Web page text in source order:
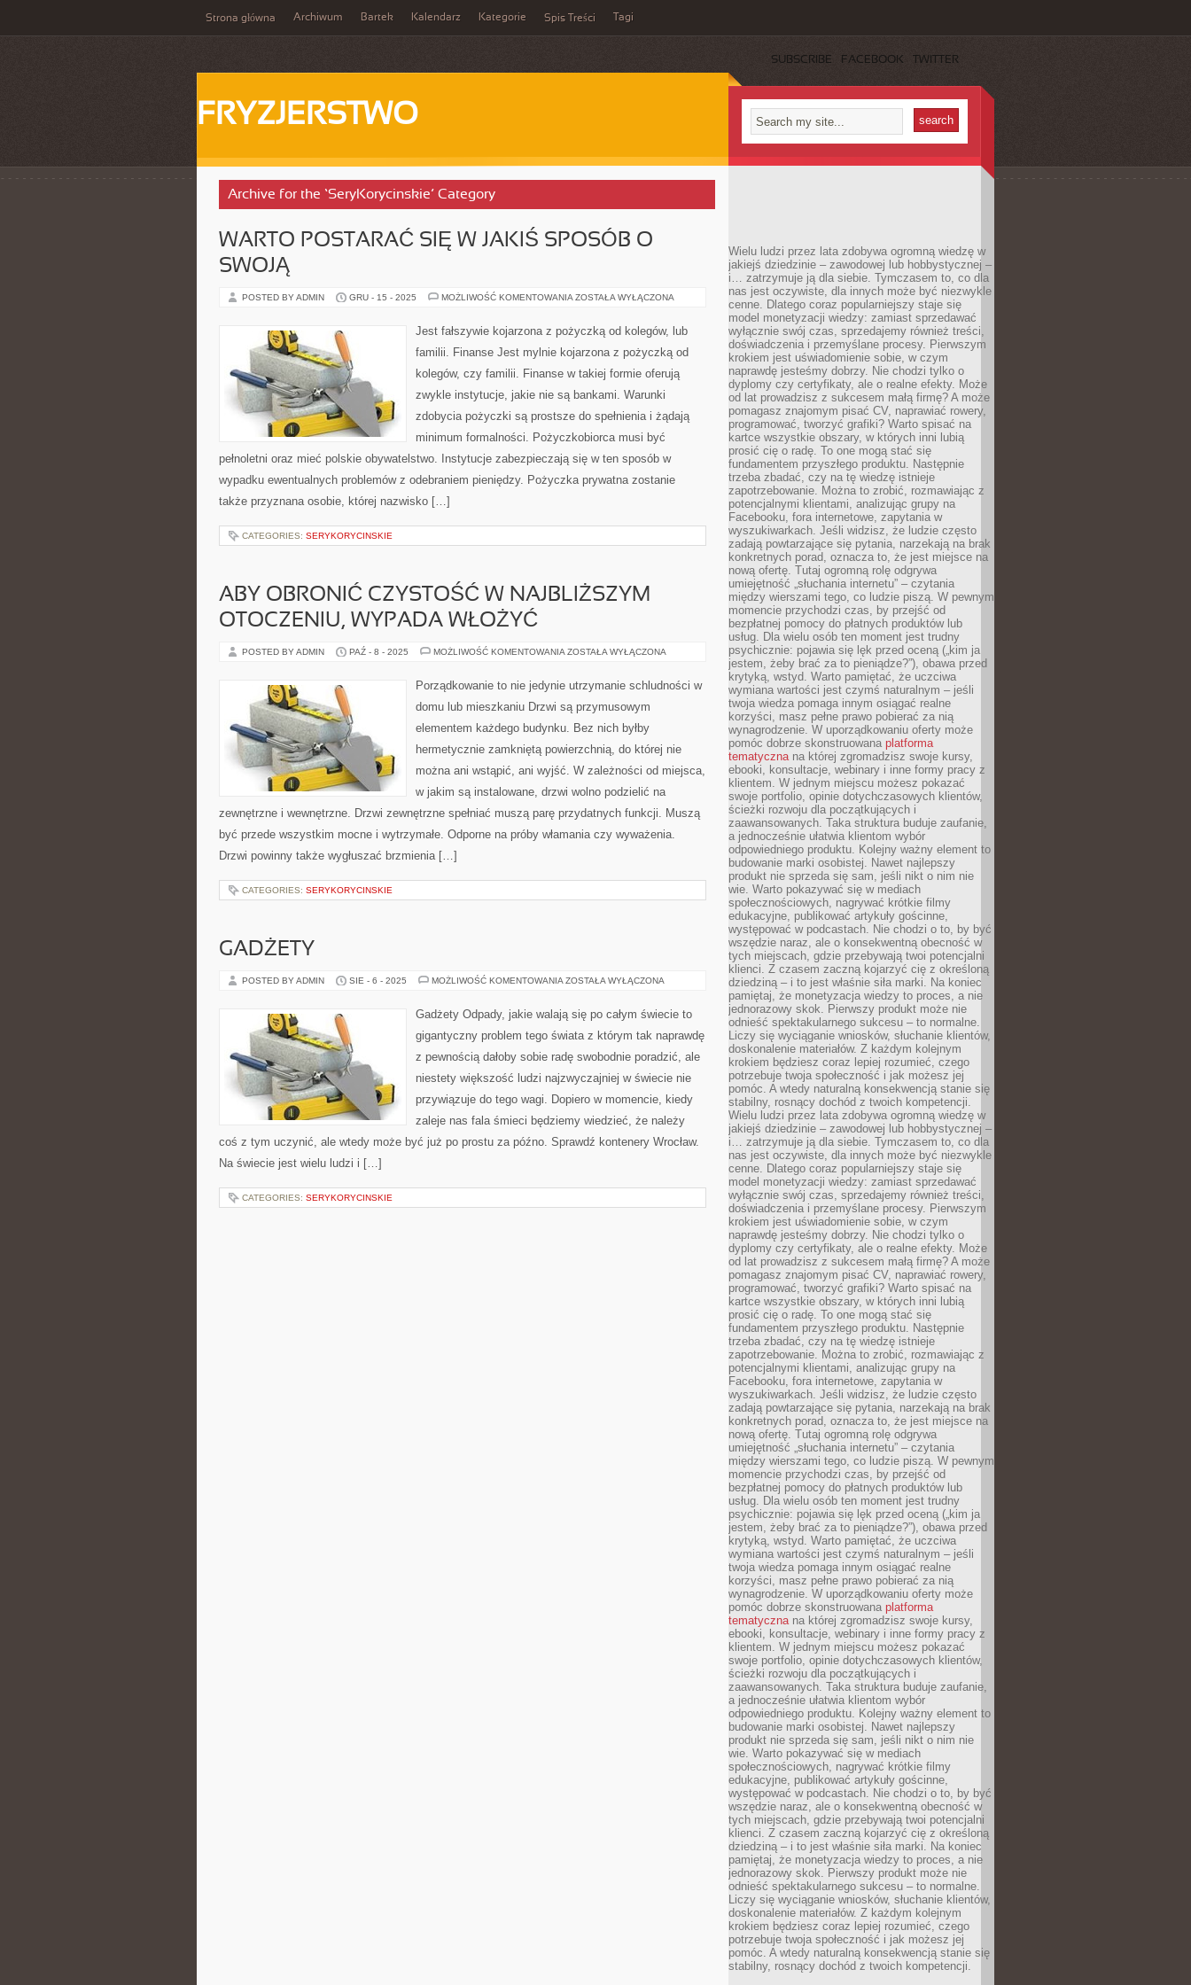
Strona główna Archiwum Bartek Kalendarz Kategorie Spis Treści Tagi
SUBSCRIBE FACEBOOK TWITTER
FRYZJERSTWO
Archive for the ‘SeryKorycinskie’ Category
WARTO POSTARAĆ SIĘ W JAKIŚ SPOSÓB O
SWOJĄ
POSTED BY ADMIN GRU - 15 - 2025 MOŻLIWOŚĆ KOMENTOWANIA WARTO
JAKIŚ
O
ZOSTAŁA WYŁĄCZONA
Jest fałszywie kojarzona z pożyczką od kolegów, lub
familii. Finanse Jest mylnie kojarzona z pożyczką od
kolegów, czy familii. Finanse w takiej formie oferują
zwykle instytucje, jakie nie są bankami. Warunki
zdobycia pożyczki są prostsze do spełnienia i żądają
minimum formalności. Pożyczkobiorca musi być
pełnoletni oraz mieć polskie obywatelstwo. Instytucje zabezpieczają się w ten sposób w
wypadku ewentualnych problemów z odebraniem pieniędzy. Pożyczka prywatna zostanie
także przyznana osobie, której nazwisko […]
CATEGORIES: SERYKORYCINSKIE
ABY OBRONIĆ CZYSTOŚĆ W NAJBLIŻSZYM
OTOCZENIU, WYPADA WŁOŻYĆ
POSTED BY ADMIN PAŹ - 8 - 2025 MOŻLIWOŚĆ KOMENTOWANIA ABY
NAJBLIŻSZYM
WYPADA
ZOSTAŁA WYŁĄCZONA
Porządkowanie to nie jedynie utrzymanie schludności w
domu lub mieszkaniu Drzwi są przymusowym
elementem każdego budynku. Bez nich byłby
hermetycznie zamkniętą powierzchnią, do której nie
można ani wstąpić, ani wyjść. W zależności od miejsca,
w jakim są instalowane, drzwi wolno podzielić na
zewnętrzne i wewnętrzne. Drzwi zewnętrzne spełniać muszą parę przydatnych funkcji. Muszą
być przede wszystkim mocne i wytrzymałe. Odporne na próby włamania czy wyważenia.
Drzwi powinny także wygłuszać brzmienia […]
CATEGORIES: SERYKORYCINSKIE
GADŻETY
POSTED BY ADMIN SIE - 6 - 2025 MOŻLIWOŚĆ KOMENTOWANIA GADŻETY
ZOSTAŁA WYŁĄCZONA
Gadżety Odpady, jakie walają się po całym świecie to
gigantyczny problem tego świata z którym tak naprawdę
z pewnością dałoby sobie radę swobodnie poradzić, ale
niestety większość ludzi najzwyczajniej w świecie nie
przywiązuje do tego wagi. Dopiero w momencie, kiedy
zaleje nas fala śmieci będziemy wiedzieć, że należy
coś z tym uczynić, ale wtedy może być już po prostu za późno. Sprawdź kontenery Wrocław.
Na świecie jest wielu ludzi i […]
CATEGORIES: SERYKORYCINSKIE
Wielu ludzi przez lata zdobywa ogromną wiedzę w
jakiejś dziedzinie – zawodowej lub hobbystycznej –
i… zatrzymuje ją dla siebie. Tymczasem to, co dla
nas jest oczywiste, dla innych może być niezwykle
cenne. Dlatego coraz popularniejszy staje się
model monetyzacji wiedzy: zamiast sprzedawać
wyłącznie swój czas, sprzedajemy również treści,
doświadczenia i przemyślane procesy. Pierwszym
krokiem jest uświadomienie sobie, w czym
naprawdę jesteśmy dobrzy. Nie chodzi tylko o
dyplomy czy certyfikaty, ale o realne efekty. Może
od lat prowadzisz z sukcesem małą firmę? A może
pomagasz znajomym pisać CV, naprawiać rowery,
programować, tworzyć grafiki? Warto spisać na
kartce wszystkie obszary, w których inni lubią
prosić cię o radę. To one mogą stać się
fundamentem przyszłego produktu. Następnie
trzeba zbadać, czy na tę wiedzę istnieje
zapotrzebowanie. Można to zrobić, rozmawiając z
potencjalnymi klientami, analizując grupy na
Facebooku, fora internetowe, zapytania w
wyszukiwarkach. Jeśli widzisz, że ludzie często
zadają powtarzające się pytania, narzekają na brak
konkretnych porad, oznacza to, że jest miejsce na
nową ofertę. Tutaj ogromną rolę odgrywa
umiejętność „słuchania internetu” – czytania
między wierszami tego, co ludzie piszą. W pewnym
momencie przychodzi czas, by przejść od
bezpłatnej pomocy do płatnych produktów lub
usług. Dla wielu osób ten moment jest trudny
psychicznie: pojawia się lęk przed oceną („kim ja
jestem, żeby brać za to pieniądze?”), obawa przed
krytyką, wstyd. Warto pamiętać, że uczciwa
wymiana wartości jest czymś naturalnym – jeśli
twoja wiedza pomaga innym osiągać realne
korzyści, masz pełne prawo pobierać za nią
wynagrodzenie. W uporządkowaniu oferty może
pomóc dobrze skonstruowana platforma
tematycznana której zgromadzisz swoje kursy,
ebooki, konsultacje, webinary i inne formy pracy z
klientem. W jednym miejscu możesz pokazać
swoje portfolio, opinie dotychczasowych klientów,
ścieżki rozwoju dla początkujących i
zaawansowanych. Taka struktura buduje zaufanie,
a jednocześnie ułatwia klientom wybór
odpowiedniego produktu. Kolejny ważny element to
budowanie marki osobistej. Nawet najlepszy
produkt nie sprzeda się sam, jeśli nikt o nim nie
wie. Warto pokazywać się w mediach
społecznościowych, nagrywać krótkie filmy
edukacyjne, publikować artykuły gościnne,
występować w podcastach. Nie chodzi o to, by być
wszędzie naraz, ale o konsekwentną obecność w
tych miejscach, gdzie przebywają twoi potencjalni
klienci. Z czasem zaczną kojarzyć cię z określoną
dziedziną – i to jest właśnie siła marki. Na koniec
pamiętaj, że monetyzacja wiedzy to proces, a nie
jednorazowy skok. Pierwszy produkt może nie
odnieść spektakularnego sukcesu – to normalne.
Liczy się wyciąganie wniosków, słuchanie klientów,
doskonalenie materiałów. Z każdym kolejnym
krokiem będziesz coraz lepiej rozumieć, czego
potrzebuje twoja społeczność i jak możesz jej
pomóc. A wtedy naturalną konsekwencją stanie się
stabilny, rosnący dochód z twoich kompetencji.
Wielu ludzi przez lata zdobywa ogromną wiedzę w
jakiejś dziedzinie – zawodowej lub hobbystycznej –
i… zatrzymuje ją dla siebie. Tymczasem to, co dla
nas jest oczywiste, dla innych może być niezwykle
cenne. Dlatego coraz popularniejszy staje się
model monetyzacji wiedzy: zamiast sprzedawać
wyłącznie swój czas, sprzedajemy również treści,
doświadczenia i przemyślane procesy. Pierwszym
krokiem jest uświadomienie sobie, w czym
naprawdę jesteśmy dobrzy. Nie chodzi tylko o
dyplomy czy certyfikaty, ale o realne efekty. Może
od lat prowadzisz z sukcesem małą firmę? A może
pomagasz znajomym pisać CV, naprawiać rowery,
programować, tworzyć grafiki? Warto spisać na
kartce wszystkie obszary, w których inni lubią
prosić cię o radę. To one mogą stać się
fundamentem przyszłego produktu. Następnie
trzeba zbadać, czy na tę wiedzę istnieje
zapotrzebowanie. Można to zrobić, rozmawiając z
potencjalnymi klientami, analizując grupy na
Facebooku, fora internetowe, zapytania w
wyszukiwarkach. Jeśli widzisz, że ludzie często
zadają powtarzające się pytania, narzekają na brak
konkretnych porad, oznacza to, że jest miejsce na
nową ofertę. Tutaj ogromną rolę odgrywa
umiejętność „słuchania internetu” – czytania
między wierszami tego, co ludzie piszą. W pewnym
momencie przychodzi czas, by przejść od
bezpłatnej pomocy do płatnych produktów lub
usług. Dla wielu osób ten moment jest trudny
psychicznie: pojawia się lęk przed oceną („kim ja
jestem, żeby brać za to pieniądze?”), obawa przed
krytyką, wstyd. Warto pamiętać, że uczciwa
wymiana wartości jest czymś naturalnym – jeśli
twoja wiedza pomaga innym osiągać realne
korzyści, masz pełne prawo pobierać za nią
wynagrodzenie. W uporządkowaniu oferty może
pomóc dobrze skonstruowana platforma
tematycznana której zgromadzisz swoje kursy,
ebooki, konsultacje, webinary i inne formy pracy z
klientem. W jednym miejscu możesz pokazać
swoje portfolio, opinie dotychczasowych klientów,
ścieżki rozwoju dla początkujących i
zaawansowanych. Taka struktura buduje zaufanie,
a jednocześnie ułatwia klientom wybór
odpowiedniego produktu. Kolejny ważny element to
budowanie marki osobistej. Nawet najlepszy
produkt nie sprzeda się sam, jeśli nikt o nim nie
wie. Warto pokazywać się w mediach
społecznościowych, nagrywać krótkie filmy
edukacyjne, publikować artykuły gościnne,
występować w podcastach. Nie chodzi o to, by być
wszędzie naraz, ale o konsekwentną obecność w
tych miejscach, gdzie przebywają twoi potencjalni
klienci. Z czasem zaczną kojarzyć cię z określoną
dziedziną – i to jest właśnie siła marki. Na koniec
pamiętaj, że monetyzacja wiedzy to proces, a nie
jednorazowy skok. Pierwszy produkt może nie
odnieść spektakularnego sukcesu – to normalne.
Liczy się wyciąganie wniosków, słuchanie klientów,
doskonalenie materiałów. Z każdym kolejnym
krokiem będziesz coraz lepiej rozumieć, czego
potrzebuje twoja społeczność i jak możesz jej
pomóc. A wtedy naturalną konsekwencją stanie się
stabilny, rosnący dochód z twoich kompetencji.